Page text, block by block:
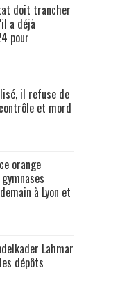
doit trancher
a déjà
pour
il refuse de
et mord
orange
à Lyon et
Lahmar
dépôts